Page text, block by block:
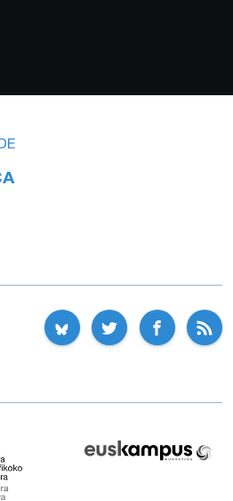
Fundazioa